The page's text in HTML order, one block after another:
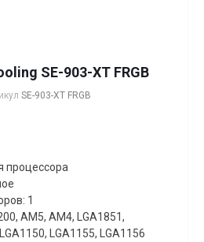
SE-903-XT FRGB
SE-903-XT FRGB
процессора
1
AM5, AM4, LGA1851,
LGA1155, LGA1156